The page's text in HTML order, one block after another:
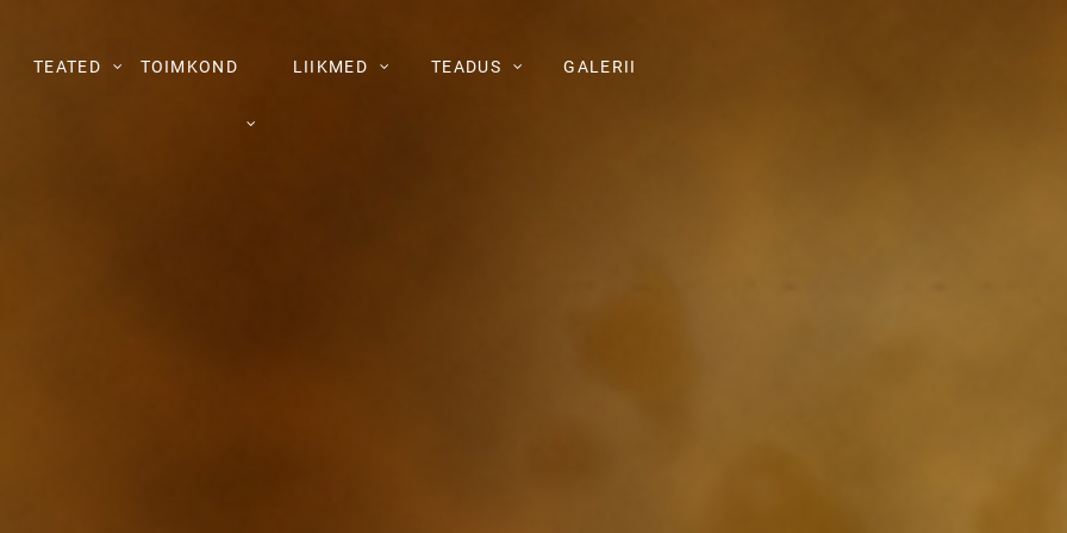
TEATED TOIMKOND LIIKMED TEADUS GALERII